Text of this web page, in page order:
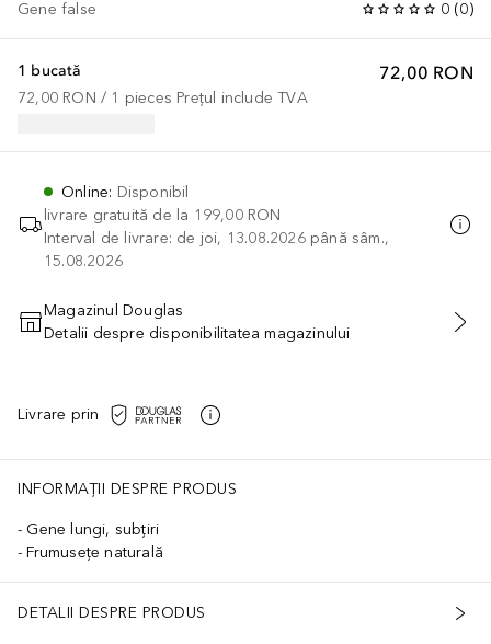
Gene false 0 (0)
72,00 RON
1 bucată
72,00 RON / 1 pieces Prețul include TVA
Online: Disponibil
livrare gratuită de la 199,00 RON
Interval de livrare: de joi, 13.08.2026 până sâm.,
15.08.2026
ADĂUGAȚI ÎN COŞ
Magazinul Douglas
Detalii despre disponibilitatea magazinului
Livrare prin
INFORMAȚII DESPRE PRODUS
Gene lungi, subțiri
Frumusețe naturală
DETALII DESPRE PRODUS